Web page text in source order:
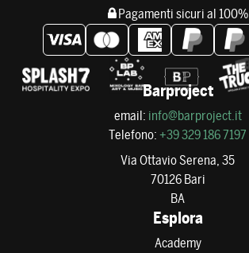
Pagamenti sicuri al 100%
Barproject
email: info@barproject.it
Telefono: +39 329 186 7197
Via Ottavio Serena, 35
70126 Bari
BA
Esplora
Academy